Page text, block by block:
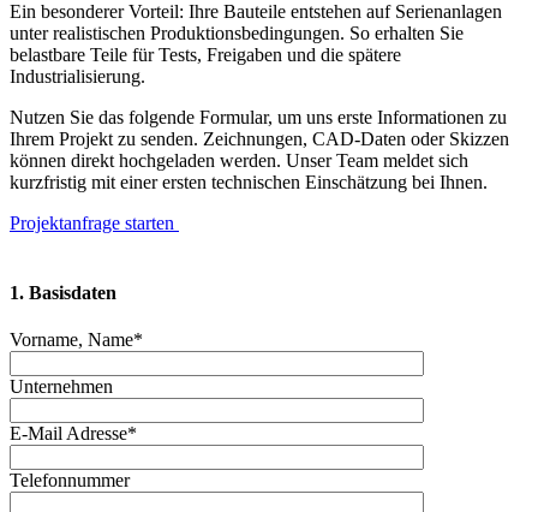
Ein besonderer Vorteil: Ihre Bauteile entstehen auf Serienanlagen
unter realistischen Produktionsbedingungen. So erhalten Sie
belastbare Teile für Tests, Freigaben und die spätere
Industrialisierung.
Nutzen Sie das folgende Formular, um uns erste Informationen zu
Ihrem Projekt zu senden. Zeichnungen, CAD-Daten oder Skizzen
können direkt hochgeladen werden. Unser Team meldet sich
kurzfristig mit einer ersten technischen Einschätzung bei Ihnen.
Projektanfrage starten
1. Basisdaten
Vorname, Name*
Unternehmen
E-Mail Adresse*
Telefonnummer